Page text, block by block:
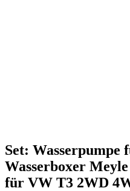
Set: Wasserpumpe
Wasserboxer Meyle
für VW T3 2WD